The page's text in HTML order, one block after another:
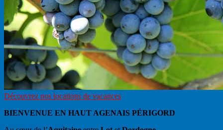
Découvrez nos locations de vacances
BIENVENUE EN HAUT AGENAIS PÉRIGORD